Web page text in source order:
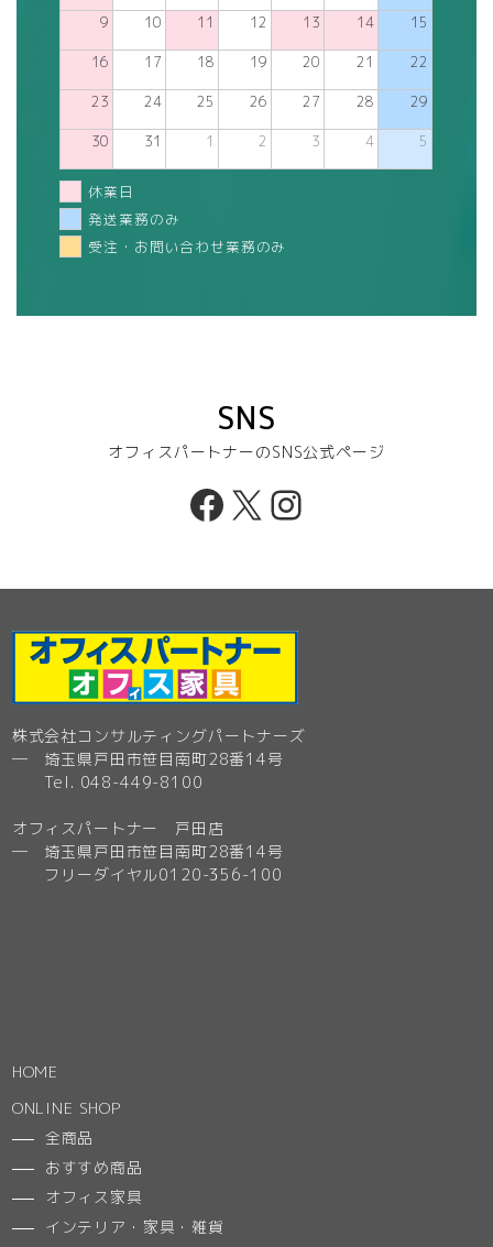
9 10 11 12 13 14 15
16 17 18 19 20 21 22
23 24 25 26 27 28 29
30 31 1 2 3 4 5
休業日
発送業務のみ
受注・お問い合わせ業務のみ
SNS
オフィスパートナーのSNS公式ページ
Facebook
X Instagram
株式会社コンサルティングパートナーズ
─ 埼玉県戸田市笹目南町28番14号
Tel. 048-449-8100
オフィスパートナー 戸田店
─ 埼玉県戸田市笹目南町28番14号
フリーダイヤル0120-356-100
HOME
ONLINE SHOP
全商品
おすすめ商品
オフィス家具
インテリア・家具・雑貨